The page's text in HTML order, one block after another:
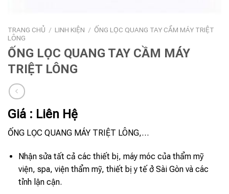
TRANG CHỦ / LINH KIỆN / ỐNG LỌC QUANG TAY CẦM MÁY TRIỆT
LÔNG
ỐNG LỌC QUANG TAY CẦM MÁY
TRIỆT LÔNG
Giá : Liên Hệ
ỐNG LỌC QUANG MÁY TRIỆT LÔNG,…
Nhận sửa tất cả các thiết bị, máy móc của thẩm mỹ
viện, spa, viện thẩm mỹ, thiết bị y tế ở Sài Gòn và các
tỉnh lận cận.